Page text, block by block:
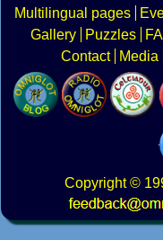
Multilingual pages
Gallery
Puzzles
Contact
Media
Copyright©